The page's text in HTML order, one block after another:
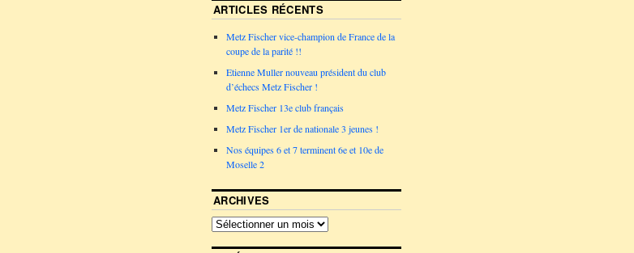
ARTICLES RÉCENTS
Metz Fischer vice-champion de France de la
coupe de la parité !!
Etienne Muller nouveau président du club
d’échecs Metz Fischer !
Metz Fischer 13e club français
Metz Fischer 1er de nationale 3 jeunes !
Nos équipes 6 et 7 terminent 6e et 10e de
Moselle 2
ARCHIVES